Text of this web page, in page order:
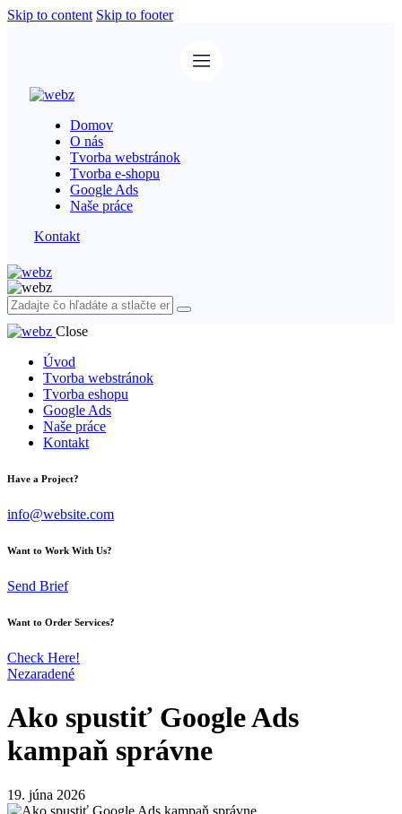
Skip to content Skip to footer
Domov
O nás
Tvorba webstránok
Tvorba e-shopu
Google Ads
Naše práce
Kontakt
Close
Úvod
Tvorba webstránok
Tvorba eshopu
Google Ads
Naše práce
Kontakt
Have a Project?
info@website.com
Want to Work With Us?
Send Brief
Want to Order Services?
Check Here!
Nezaradené
Ako spustiť Google Ads
kampaň správne
19. júna 2026